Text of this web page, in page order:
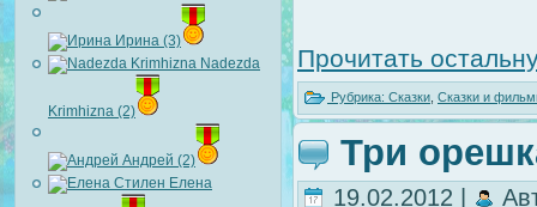
Ирина (3)
Nadezda
Krimhizna (2)
Андрей (2)
Елена
Прочитать
Рубрика: Сказки Сказки и
Три
19.02.2012 |